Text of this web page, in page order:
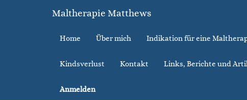
Maltherapie Matthews
Home Über mich Indikation für eine
Kindsverlust Kontakt Links, Berichte und
Anmelden